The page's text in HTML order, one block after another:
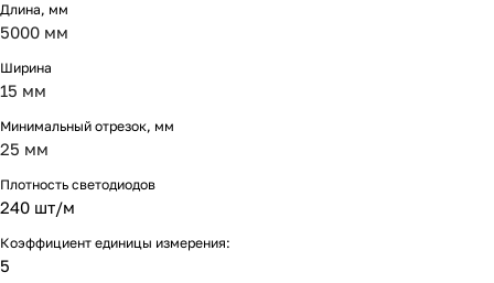
Длина, мм
5000 мм
Ширина
15 мм
Минимальный отрезок, мм
25 мм
Плотность светодиодов
240 шт/м
Коэффициент единицы измерения:
5